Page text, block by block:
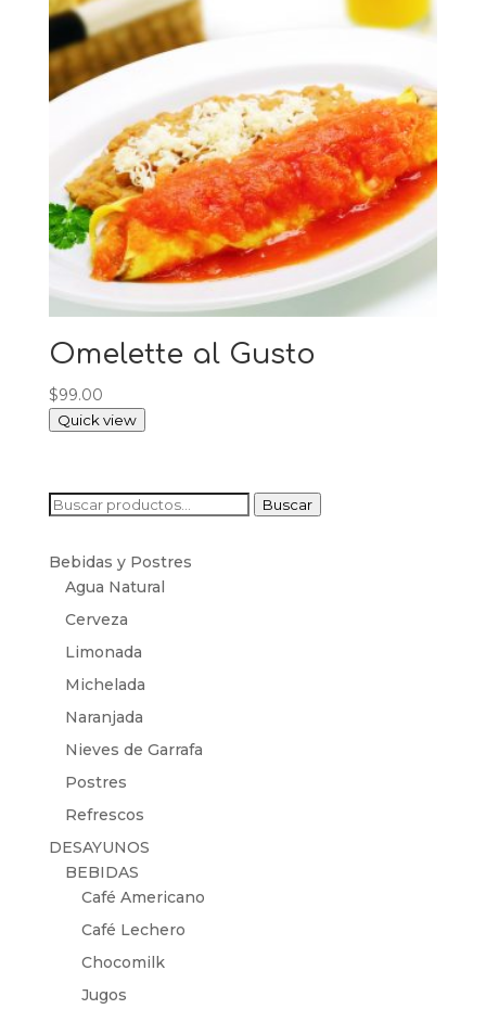
Omelette al Gusto
$99.00
Quick view
Buscar
Buscar
Bebidas y Postres
Agua Natural
Cerveza
Limonada
Michelada
Naranjada
Nieves de Garrafa
Postres
Refrescos
DESAYUNOS
BEBIDAS
Café Americano
Café Lechero
Chocomilk
Jugos